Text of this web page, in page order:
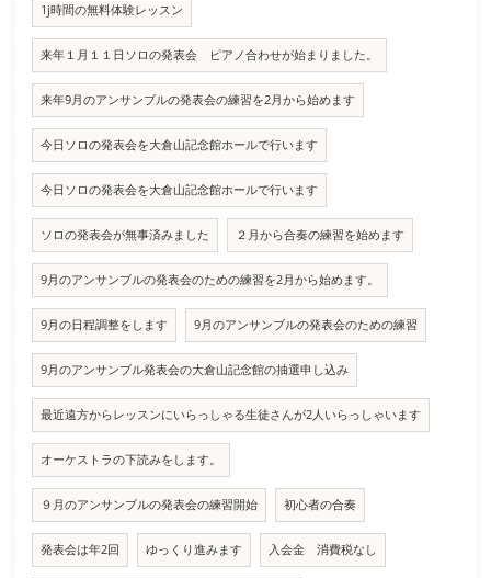
1j時間の無料体験レッスン
来年１月１１日ソロの発表会 ピアノ合わせが始まりました。
来年9月のアンサンブルの発表会の練習を2月から始めます
今日ソロの発表会を大倉山記念館ホールで行います
今日ソロの発表会を大倉山記念館ホールで行います
ソロの発表会が無事済みました ２月から合奏の練習を始めます
9月のアンサンブルの発表会のための練習を2月から始めます。
9月の日程調整をします 9月のアンサンブルの発表会のための練習
9月のアンサンブル発表会の大倉山記念館の抽選申し込み
最近遠方からレッスンにいらっしゃる生徒さんが2人いらっしゃいます
オーケストラの下読みをします。
９月のアンサンブルの発表会の練習開始 初心者の合奏
発表会は年2回 ゆっくり進みます 入会金 消費税なし